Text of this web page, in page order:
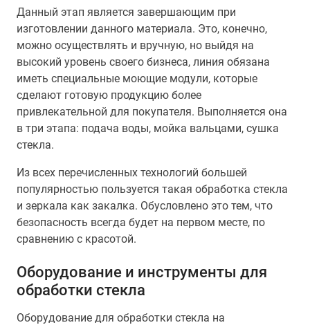
Данный этап является завершающим при
изготовлении данного материала. Это, конечно,
можно осуществлять и вручную, но выйдя на
высокий уровень своего бизнеса, линия обязана
иметь специальные моющие модули, которые
сделают готовую продукцию более
привлекательной для покупателя. Выполняется она
в три этапа: подача воды, мойка вальцами, сушка
стекла.
Из всех перечисленных технологий большей
популярностью пользуется такая обработка стекла
и зеркала как закалка. Обусловлено это тем, что
безопасность всегда будет на первом месте, по
сравнению с красотой.
Оборудование и инструменты для
обработки стекла
Оборудование для обработки стекла на